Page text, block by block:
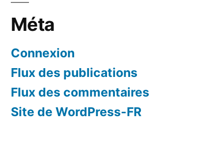
Méta
Connexion
Flux des publications
Flux des commentaires
Site de WordPress-FR